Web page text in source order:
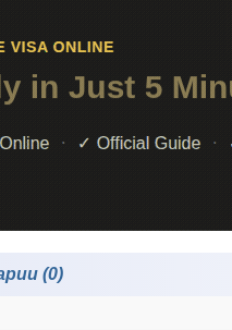
(0)